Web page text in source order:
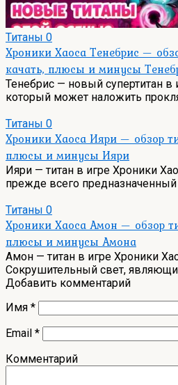
Титаны 0
Хроники Хаоса Тенебрис —
качать, плюсы и минусы
Тенебрис — новый супертитан в
который может наложить
Титаны 0
Хроники Хаоса Ияри — обзор
плюсы и минусы Ияри
Ияри — титан в игре Хроники
прежде всего предназначенный
Титаны 0
Хроники Хаоса Амон — обзор
плюсы и минусы Амона
Амон — титан в игре Хроники
Сокрушительный свет,
Добавить комментарий
Имя *
Email *
Комментарий